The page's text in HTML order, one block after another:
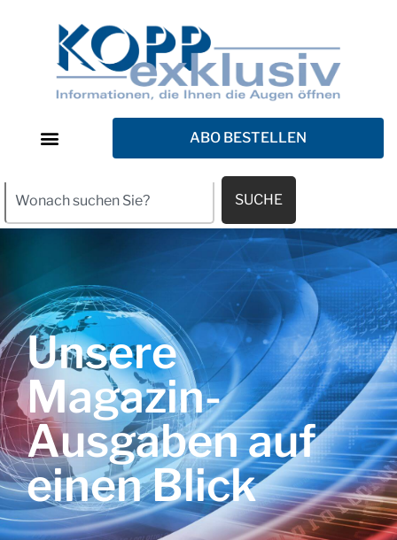
ABO BESTELLEN
SUCHE
Unsere
Magazin-
Ausgaben auf
einen Blick